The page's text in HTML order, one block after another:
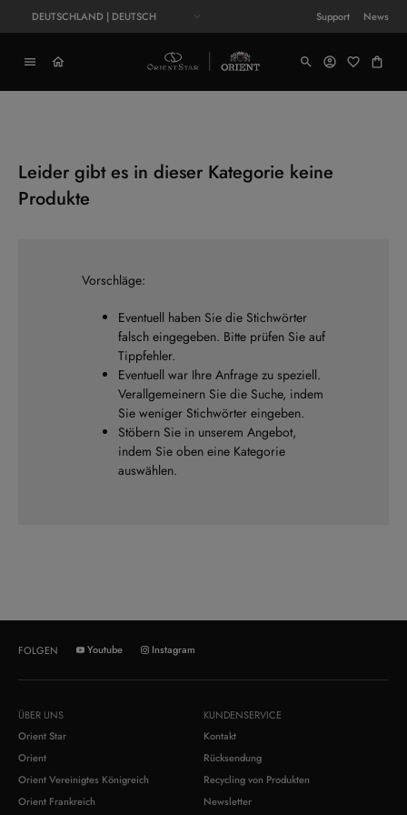
DEUTSCHLAND | DEUTSCH Support News
Leider gibt es in dieser Kategorie keine
Produkte
Vorschläge:
Eventuell haben Sie die Stichwörter
falsch eingegeben. Bitte prüfen Sie auf
Tippfehler.
Eventuell war Ihre Anfrage zu speziell.
Verallgemeinern Sie die Suche, indem
Sie weniger Stichwörter eingeben.
Stöbern Sie in unserem Angebot,
indem Sie oben eine Kategorie
auswählen.
FOLGEN Youtube Instagram
ÜBER UNS
Orient Star
Orient
Orient Vereinigtes Königreich
Orient Frankreich
KUNDENSERVICE
Kontakt
Rücksendung
Recycling von Produkten
Newsletter